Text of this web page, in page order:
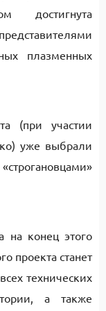
плазменных
(при участии
уже выбрали
на конец этого
проекта станет
технических
а также